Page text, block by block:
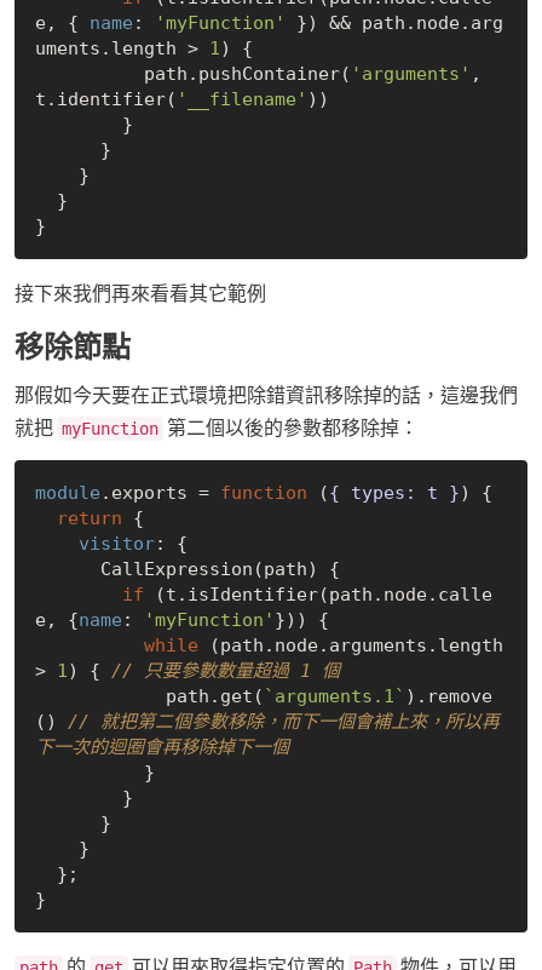
e, { name : 'myFunction'
}) && path.node.arg
uments.length > 1 ) {
          path.pushContainer(
'arguments' ,
t.identifier( '__filename' ))
接下來我們再來看看其它範例
移除節點
那假如今天要在正式環境把除錯資訊移除掉的話，這邊我們
就把 myFunction 第二個以後的參數都移除掉：
module .exports = function ({ types: t }) {
return {
visitor: {
if (t.isIdentifier(path.node.calle
e, {name : 'myFunction' })) {
while (path.node.arguments.length
> 1 ) { // 只要參數數量超過 1 個
            path.get(
`arguments.1` ).remove
() // 就把第二個參數移除，而下一個會補上來，所以再
下一次的迴圈會再移除掉下一個